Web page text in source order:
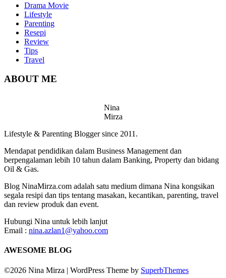
Drama Movie
Lifestyle
Parenting
Resepi
Review
Tips
Travel
ABOUT ME
Nina
Mirza
Lifestyle & Parenting Blogger since 2011.
Mendapat pendidikan dalam Business Management dan
berpengalaman lebih 10 tahun dalam Banking, Property dan bidang
Oil & Gas.
Blog NinaMirza.com adalah satu medium dimana Nina kongsikan
segala resipi dan tips tentang masakan, kecantikan, parenting, travel
dan review produk dan event.
Hubungi Nina untuk lebih lanjut
Email : nina.azlan1@yahoo.com
AWESOME BLOG
©2026 Nina Mirza | WordPress Theme by SuperbThemes